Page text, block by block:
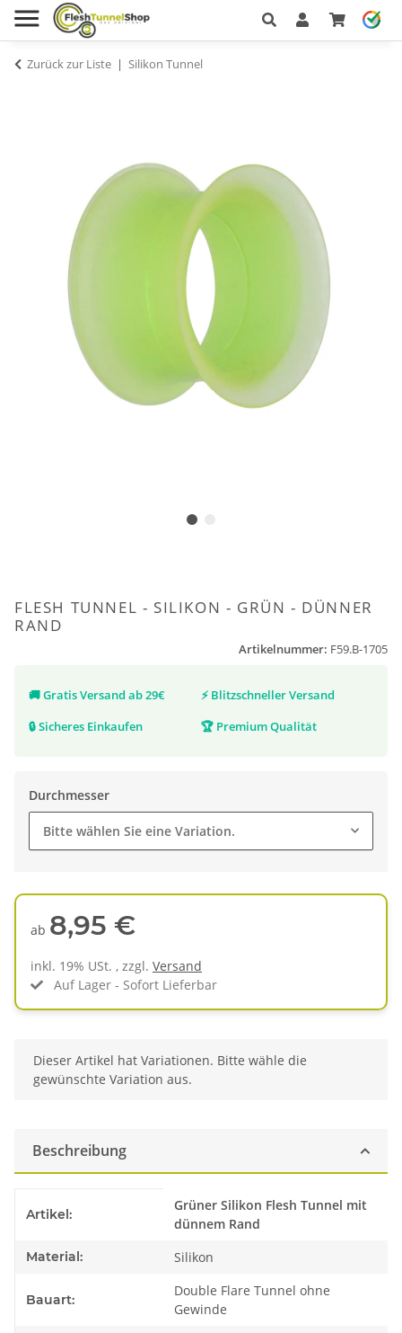
Zurück zur Liste Silikon Tunnel
FLESH TUNNEL - SILIKON - GRÜN - DÜNNER
RAND
Artikelnummer: F59.B-1705
🚚Gratis Versand ab 29€ ⚡ Blitzschneller Versand
🔒Sicheres Einkaufen 🏆 Premium Qualität
Durchmesser
Bitte wählen Sie eine Variation.
ab 8,95 €
inkl. 19% USt. , zzgl. Versand
Auf Lager - Sofort Lieferbar
x
Dieser Artikel hat Variationen. Bitte wähle die
gewünschte Variation aus.
Beschreibung
Artikel:
Grüner Silikon Flesh Tunnel mit
dünnem Rand
Material: Silikon
Bauart:
Double Flare Tunnel ohne
Gewinde